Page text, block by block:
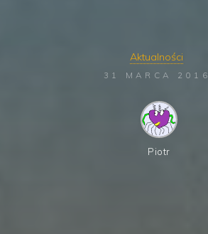
Aktualności
31 MARCA 2016
Piotr